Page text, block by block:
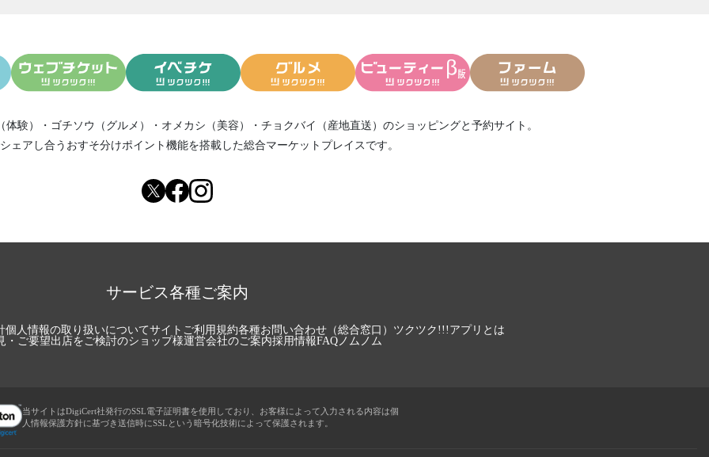
体験） ・ ゴチソウ（グルメ） ・ オメカシ（美容） ・ チョクバイ（産地直送） のショッピングと予約サイト。
ェアし合う おすそ分けポイント機能を搭載した総合マーケットプレイスです。
サービス各種ご案内
個人情報の取り扱いについてサイトご利用規約各種お問い合わせ（総合窓口） ツクツク!!!アプリとは
・ご要望出店をご検討のショップ様運営会社のご案内採用情報FAQノムノム
当サイトはDigiCert社発行のSSL電子証明書を使用しており、お客様によって入力される内容は個
人情報保護方針に基づき送信時にSSLという暗号化技術によって保護されます。